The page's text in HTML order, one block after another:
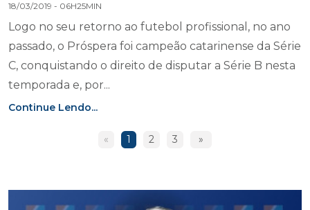
18/03/2019 - 06H25MIN
Logo no seu retorno ao futebol profissional, no ano
passado, o Próspera foi campeão catarinense da Série
C, conquistando o direito de disputar a Série B nesta
temporada e, por...
Continue Lendo...
« 1 2 3 »